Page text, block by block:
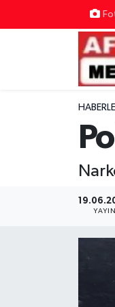
Nöbetçi
Hava Durumu
Süper Lig
Haber Arşivi